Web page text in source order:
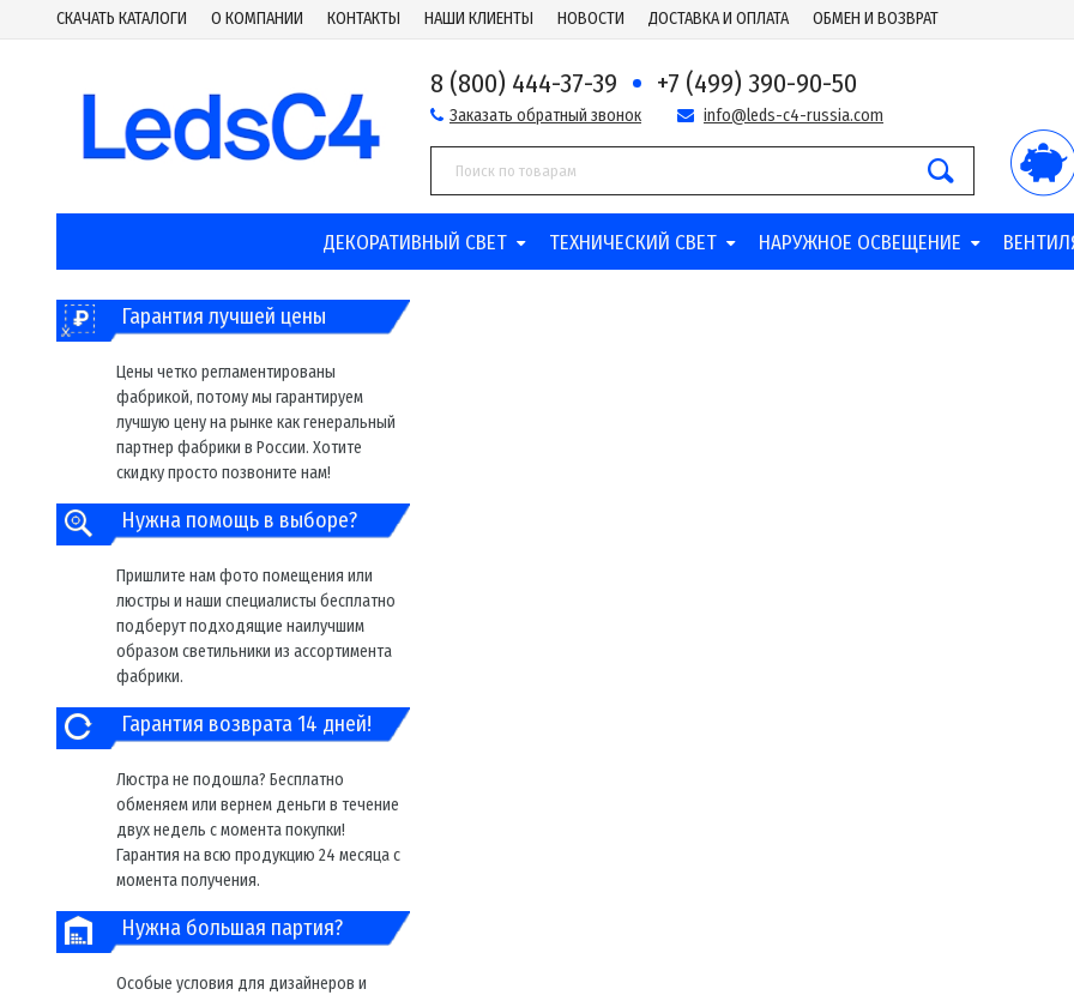
СКАЧАТЬ КАТАЛОГИ О КОМПАНИИ КОНТАКТЫ НАШИ КЛИЕНТЫ НОВОСТИ ДОСТАВКА И ОПЛАТА ОБМЕН И ВОЗВРАТ
8 (800) 444-37-39 +7 (499) 390-90-50
Заказать обратный звонок info@leds-c4-russia.com
ДЕКОРАТИВНЫЙ СВЕТ ТЕХНИЧЕСКИЙ СВЕТ НАРУЖНОЕ ОСВЕЩЕНИЕ
Гарантия лучшей цены
Цены четко регламентированы
фабрикой, потому мы гарантируем
лучшую цену на рынке как генеральный
партнер фабрики в России. Хотите
скидку просто позвоните нам!
Нужна помощь в выборе?
Пришлите нам фото помещения или
люстры и наши специалисты бесплатно
подберут подходящие наилучшим
образом светильники из ассортимента
фабрики.
Гарантия возврата 14 дней!
Люстра не подошла? Бесплатно
обменяем или вернем деньги в течение
двух недель с момента покупки!
Гарантия на всю продукцию 24 месяца с
момента получения.
Нужна большая партия?
Особые условия для дизайнеров и